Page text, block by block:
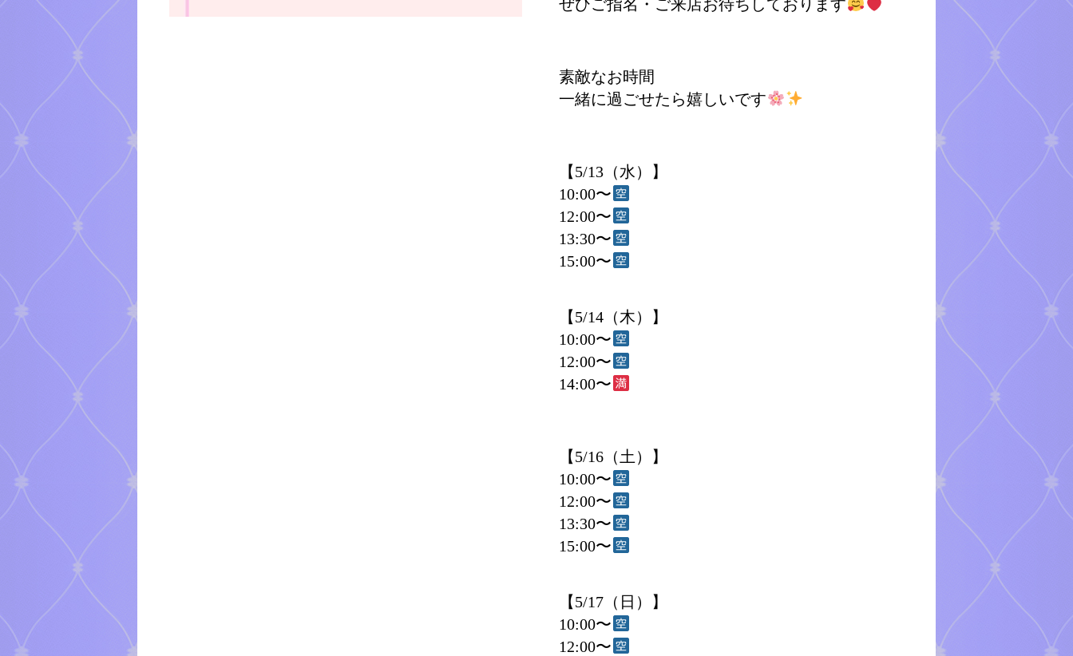
ぜひご指名・ご来店お待ちしております
素敵なお時間
一緒に過ごせたら嬉しいです
【5/13（水）】
10:00〜
12:00〜
13:30〜
15:00〜
【5/14（木）】
10:00〜
12:00〜
14:00〜
【5/16（土）】
10:00〜
12:00〜
13:30〜
15:00〜
【5/17（日）】
10:00〜
12:00〜